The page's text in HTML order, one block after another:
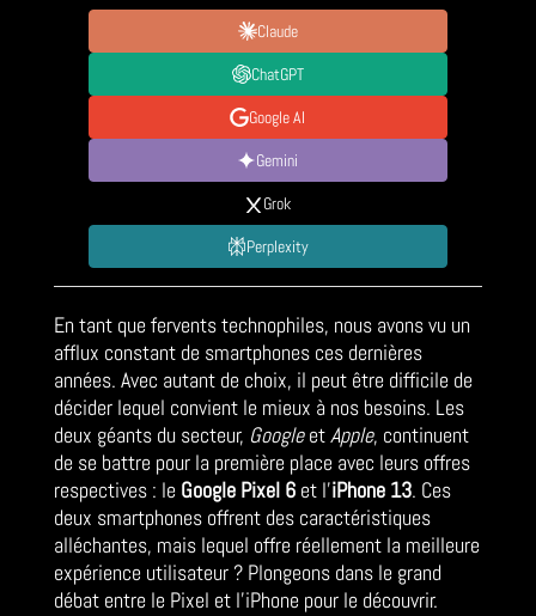
Claude
ChatGPT
Google AI
Gemini
Grok
Perplexity
En tant que fervents technophiles, nous avons vu un
afflux constant de smartphones ces dernières
années. Avec autant de choix, il peut être difficile de
décider lequel convient le mieux à nos besoins. Les
deux géants du secteur, GoogleetApple, continuent
de se battre pour la première place avec leurs offres
respectives : le Google Pixel 6et l’iPhone 13. Ces
deux smartphones offrent des caractéristiques
alléchantes, mais lequel offre réellement la meilleure
expérience utilisateur ? Plongeons dans le grand
débat entre le Pixel et l’iPhone pour le découvrir.